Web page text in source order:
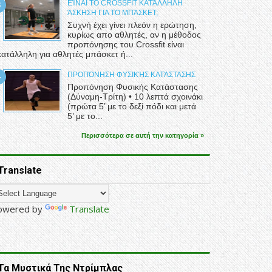
ΕΊΝΑΙ ΤΟ CROSSFIT ΚΑΤΆΛΛΗΛΗ
ΆΣΚΗΣΗ ΓΙΑ ΤΟ ΜΠΆΣΚΕΤ;
Συχνή έχει γίνει πλεόν η ερώτηση,
κυρίως απο αθλητές, αν η μέθοδος
προπόνησης του Crossfit είναι
για αθλητές μπάσκετ ή...
ΠΡΟΠΌΝΗΣΗ ΦΥΣΙΚΉΣ ΚΑΤΆΣΤΑΣΗΣ
Προπόνηση Φυσικής Κατάστασης
(Δύναμη-Τρίτη) • 10 λεπτά σχοινάκι
(πρώτα 5’ με το δεξί πόδι και μετά
5’ με το...
Περισσότερα σε αυτή την κατηγορία »
by Translate
Μυστικά Της Ντρίμπλας